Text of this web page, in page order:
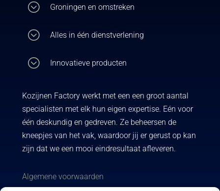
; Groningen en omstreken
; Alles in één dienstverlening
; Innovatieve producten
Kozijnen Factory werkt met een een groot aantal
specialisten met elk hun eigen expertise. Eén voor
één deskundig en gedreven. Ze beheersen de
kneepjes van het vak, waardoor jij er gerust op kan
zijn dat we een mooi eindresultaat afleveren.
Algemene voorwaarden